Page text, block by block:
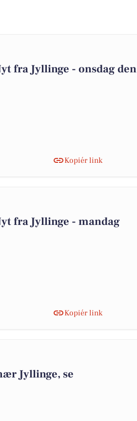
fra Jyllinge - onsdag den
Kopiér link
fra Jyllinge - mandag
Kopiér link
Jyllinge, se